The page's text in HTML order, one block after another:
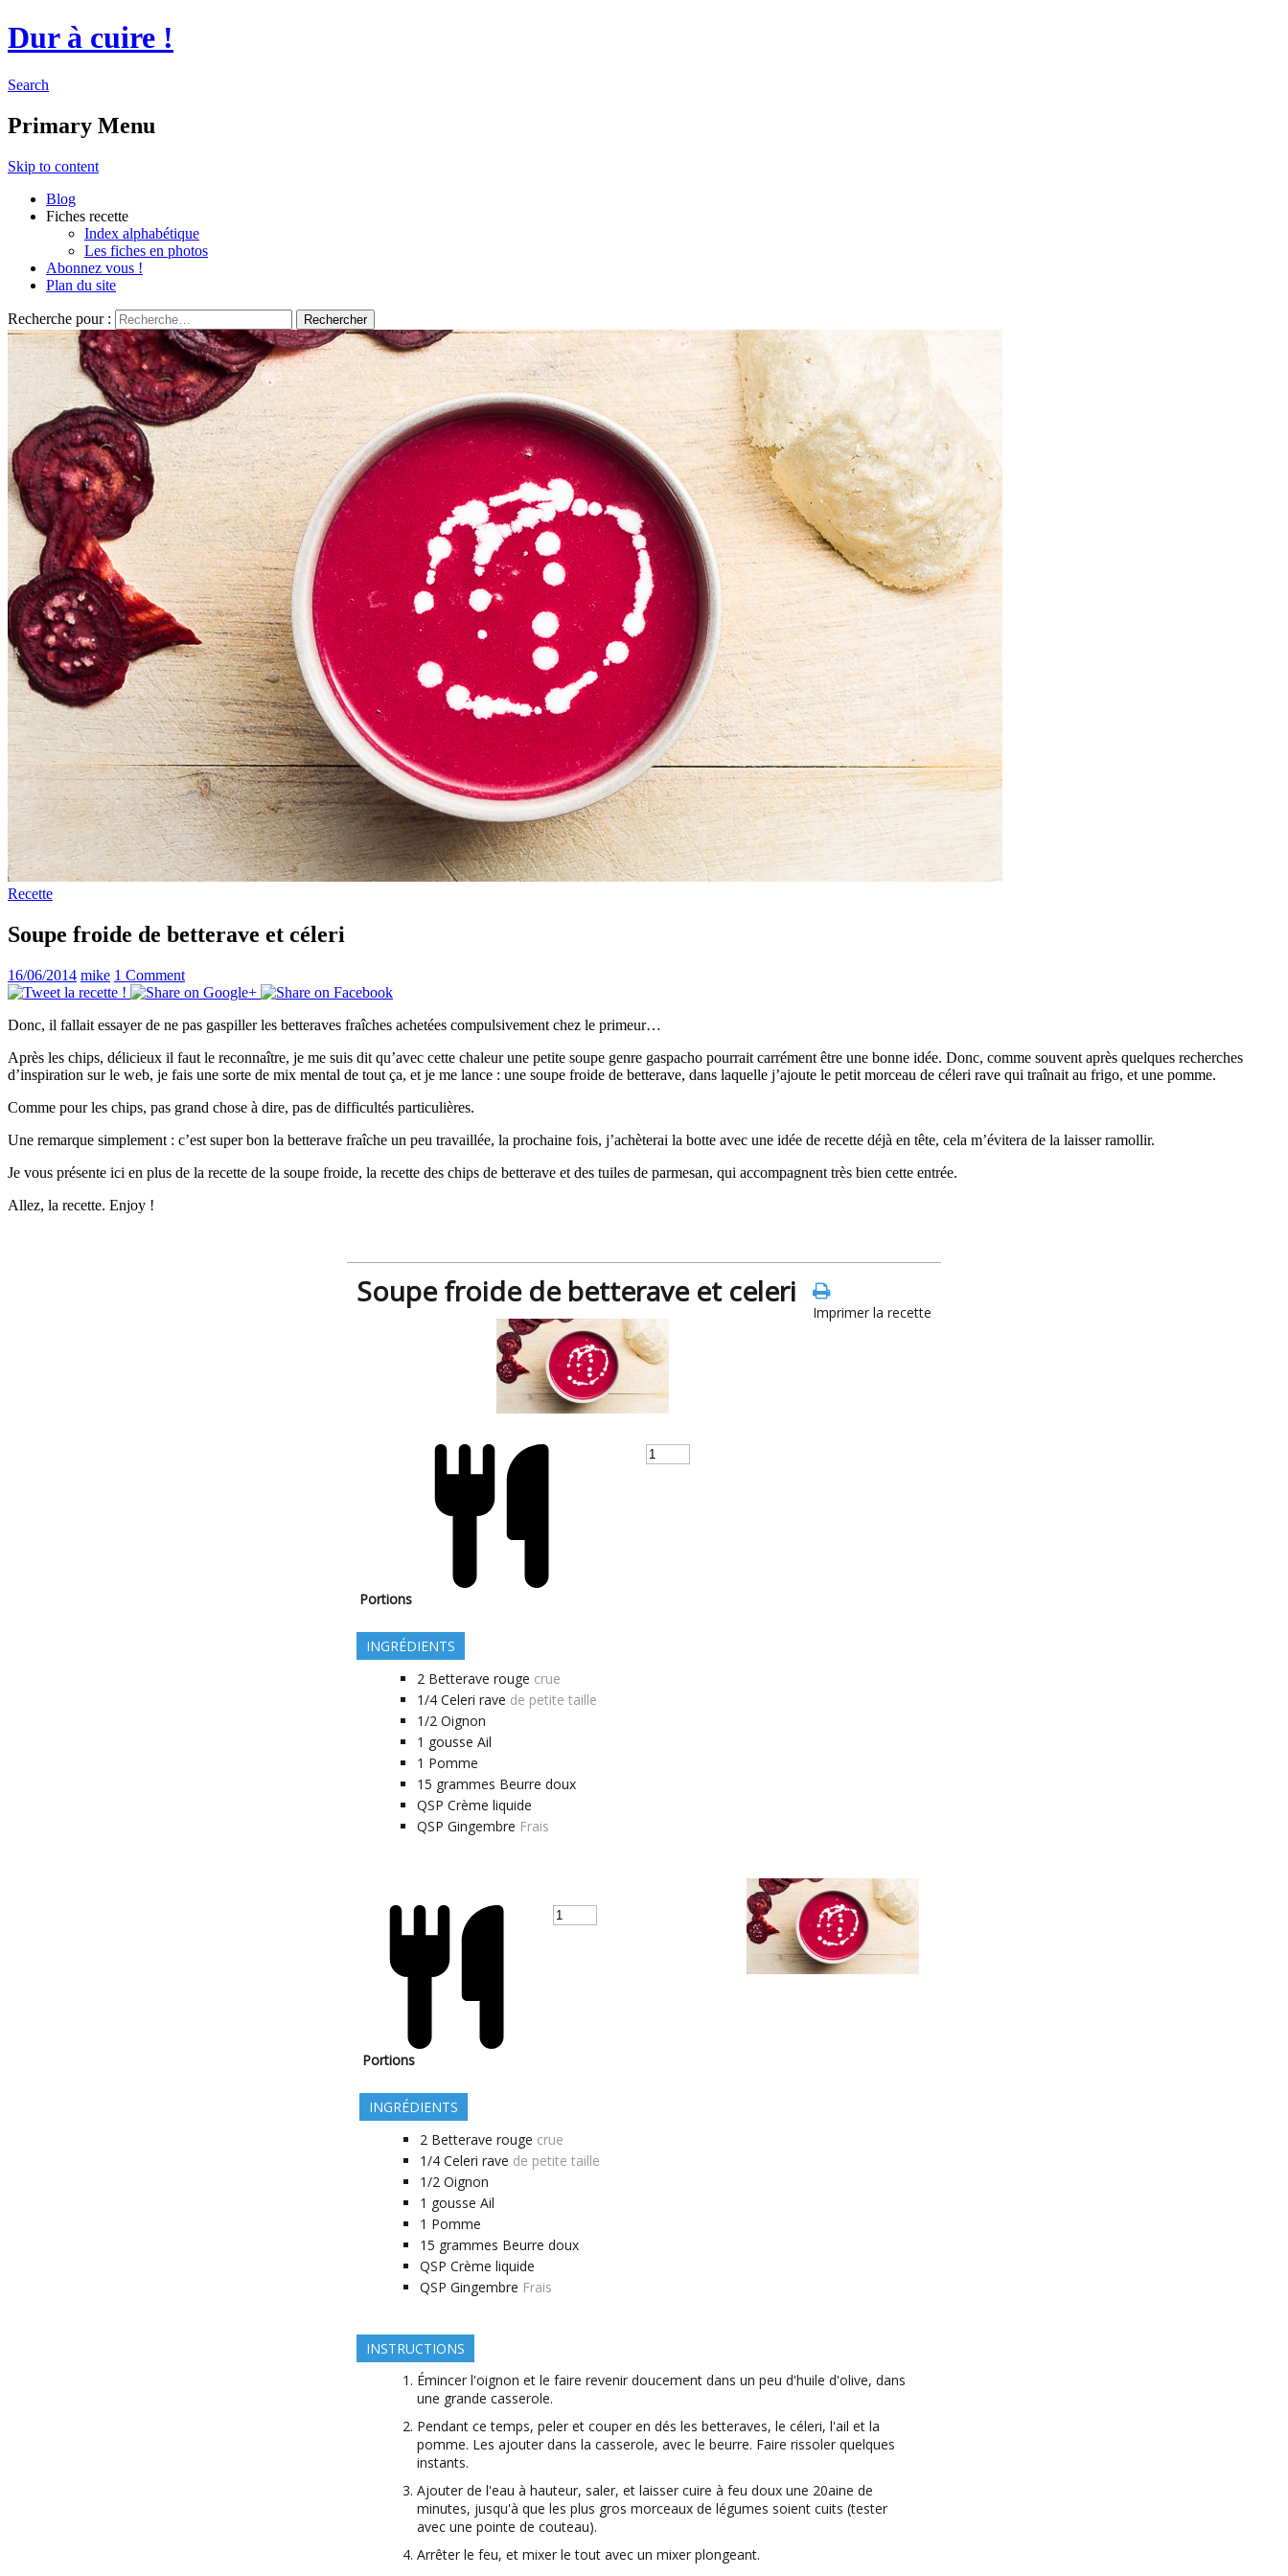
Dur à cuire !
Search
Primary Menu
Skip to content
Blog
Fiches recette
Index alphabétique
Les fiches en photos
Abonnez vous !
Plan du site
Recherche pour :
Recette
Soupe froide de betterave et céleri
16/06/2014 mike 1 Comment
Donc, il fallait essayer de ne pas gaspiller les betteraves fraîches achetées compulsivement chez le primeur…
Après les chips, délicieux il faut le reconnaître, je me suis dit qu’avec cette chaleur une petite soupe genre gaspacho pourrait carrément être une bonne idée. Donc, comme souvent après quelques recherches
d’inspiration sur le web, je fais une sorte de mix mental de tout ça, et je me lance : une soupe froide de betterave, dans laquelle j’ajoute le petit morceau de céleri rave qui traînait au frigo, et une pomme.
Comme pour les chips, pas grand chose à dire, pas de difficultés particulières.
Une remarque simplement : c’est super bon la betterave fraîche un peu travaillée, la prochaine fois, j’achèterai la botte avec une idée de recette déjà en tête, cela m’évitera de la laisser ramollir.
Je vous présente ici en plus de la recette de la soupe froide, la recette des chips de betterave et des tuiles de parmesan, qui accompagnent très bien cette entrée.
Allez, la recette. Enjoy !
Imprimer la recette
Soupe froide de betterave et celeri
Portions
INGRÉDIENTS
2 Betterave rouge crue
1/4 Celeri rave de petite taille
1/2 Oignon
1 gousse Ail
1 Pomme
15 grammes Beurre doux
QSP Crème liquide
QSP Gingembre Frais
Portions
INGRÉDIENTS
2 Betterave rouge crue
1/4 Celeri rave de petite taille
1/2 Oignon
1 gousse Ail
1 Pomme
15 grammes Beurre doux
QSP Crème liquide
QSP Gingembre Frais
INSTRUCTIONS
Émincer l'oignon et le faire revenir doucement dans un peu d'huile d'olive, dans
une grande casserole.
Pendant ce temps, peler et couper en dés les betteraves, le céleri, l'ail et la
pomme. Les ajouter dans la casserole, avec le beurre. Faire rissoler quelques
instants.
Ajouter de l'eau à hauteur, saler, et laisser cuire à feu doux une 20aine de
minutes, jusqu'à que les plus gros morceaux de légumes soient cuits (tester
avec une pointe de couteau).
Arrêter le feu, et mixer le tout avec un mixer plongeant.